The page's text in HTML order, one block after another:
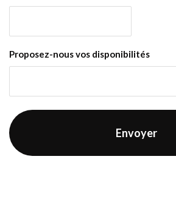
Proposez-nous vos disponibilités